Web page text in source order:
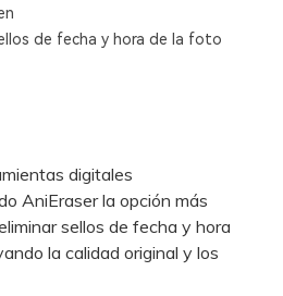
de fecha y hora de la foto
digitales
AniEraser la opción más
sellos de fecha y hora
la calidad original y los